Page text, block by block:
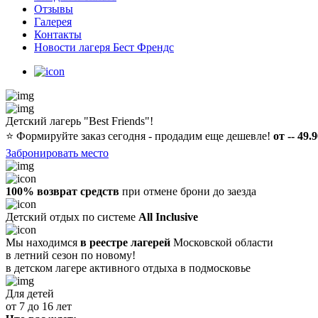
Отзывы
Галерея
Контакты
Новости лагеря Бест Френдс
Детский лагерь "Best Friends"!
⭐️ Формируйте заказ сегодня - продадим еще дешевле! от --
Забронировать место
100% возврат средств при отмене брони до заезда
Детский отдых по системе All Inclusive
Мы находимся в реестре лагерей Московской области
в летний сезон по новому!
в детском лагере активного отдыха в подмосковье
Для детей
от 7 до 16 лет